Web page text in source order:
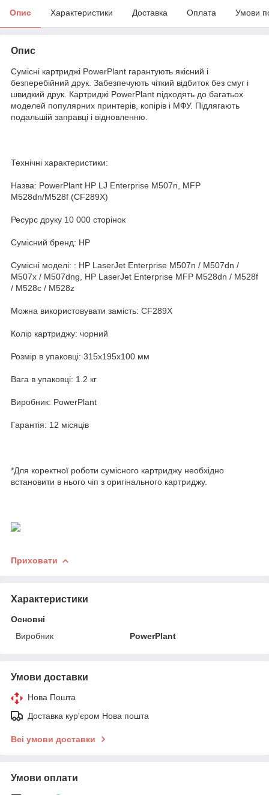
Опис Характеристики Доставка Оплата Умови
Опис
Сумісні картриджі PowerPlant гарантують якісний і
безперебійний друк. Забезпечують чіткий відбиток без смуг і
швидкий друк. Картриджі PowerPlant підходять до багатьох
моделей популярних принтерів, копірів і МФУ. Підлягають
подальшій заправці і відновленню.
Технічні характеристики:
Назва: PowerPlant HP LJ Enterprise M507n, MFP
M528dn/M528f (CF289X)
Ресурс друку 10 000 сторінок
Сумісний бренд: HP
Сумісні моделі: : HP LaserJet Enterprise M507n / M507dn /
M507x / M507dng, HP LaserJet Enterprise MFP M528dn / M528f
/ M528c / M528z
Можна використовувати замість: CF289X
Колір картриджу: чорний
Розмір в упаковці: 315x195x100 мм
Вага в упаковці: 1.2 кг
Виробник: PowerPlant
Гарантія: 12 місяців
*Для коректної роботи сумісного картриджу необхідно
встановити в нього чіп з оригінального картриджу.
Приховати
Характеристики
Основні
Виробник
PowerPlant
Умови доставки
Нова Пошта
Доставка кур'єром Нова пошта
Всі умови доставки
Умови оплати